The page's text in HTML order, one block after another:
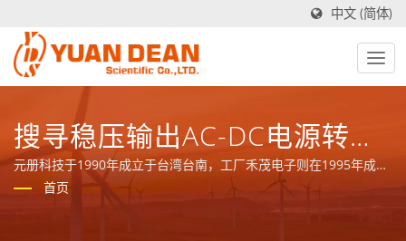
中文 (简体)
搜寻稳压输出AC-DC电源转换
器|YDS
元册科技于1990年成立于台湾台南，工厂禾茂电子则在1995年成立
于中国厦门，我们是业界领先的电源与磁性元件制造商并且拥有ISO
首页